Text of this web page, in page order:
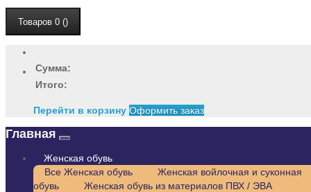
Товаров 0 ()
Сумма:
Итого:
Перейти в корзину Оформить заказ
Главная
Женская обувь
Все Женская обувь
Женская войлочная и суконная
обувь
Женская обувь из материалов ПВХ / ЭВА